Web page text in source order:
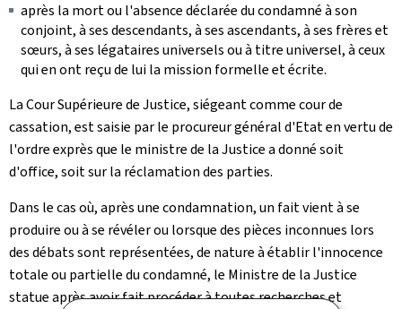
après la mort ou l'absence déclarée du condamné à son
conjoint, à ses descendants, à ses ascendants, à ses frères et
sœurs, à ses légataires universels ou à titre universel, à ceux
qui en ont reçu de lui la mission formelle et écrite.
La Cour Supérieure de Justice, siégeant comme cour de
cassation, est saisie par le procureur général d'Etat en vertu de
l'ordre exprès que le ministre de la Justice a donné soit
d'office, soit sur la réclamation des parties.
Dans le cas où, après une condamnation, un fait vient à se
produire ou à se révéler ou lorsque des pièces inconnues lors
des débats sont représentées, de nature à établir l'innocence
totale ou partielle du condamné, le Ministre de la Justice
statue après avoir fait procéder à toutes recherches et